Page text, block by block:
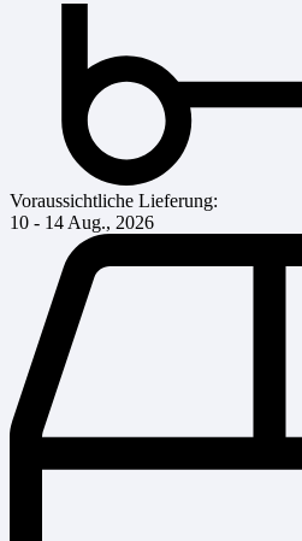
Voraussichtliche Lieferung:
10 - 14 Aug., 2026